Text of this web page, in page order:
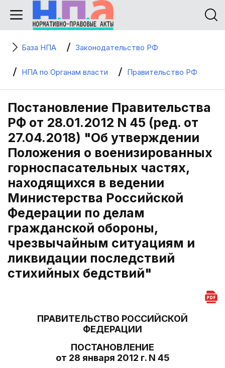
База НПА Законодательство РФ
НПА по Органам власти Правительство РФ
Постановление Правительства
РФ от 28.01.2012 N 45 (ред. от
27.04.2018) "Об утверждении
Положения о военизированных
горноспасательных частях,
находящихся в ведении
Министерства Российской
Федерации по делам
гражданской обороны,
чрезвычайным ситуациям и
ликвидации последствий
стихийных бедствий"
ПРАВИТЕЛЬСТВО РОССИЙСКОЙ
ФЕДЕРАЦИИ
ПОСТАНОВЛЕНИЕ
от 28 января 2012 г. N 45